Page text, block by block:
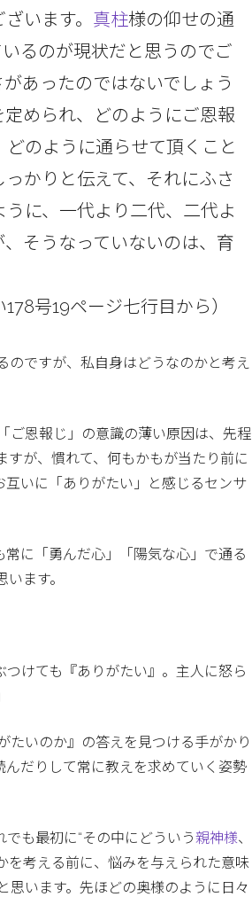
います。 真柱様の仰せの通
るのが現状だと思うのでご
あったのではないでしょう
められ、どのようにご恩報
のように通らせて頂くこと
かりと伝えて、それにふさ
に、一代より二代、二代よ
そうなっていないのは、育
号19ページ七行目から）
のですが、私自身はどうなのかと考え
ご恩報じ」の意識の薄い原因は、先程
が、慣れて、何もかもが当たり前に
いに「ありがたい」と感じるセンサ
常に「勇んだ心」「陽気な心」で通る
ます。
つけても『ありがたい』。主人に怒ら
たいのか』の答えを見つける手がかり
だりして常に教えを求めていく姿勢
も最初に“その中にどういう親神様、
を考える前に、悩みを与えられた意味
思います。先ほどの奥様のように日々